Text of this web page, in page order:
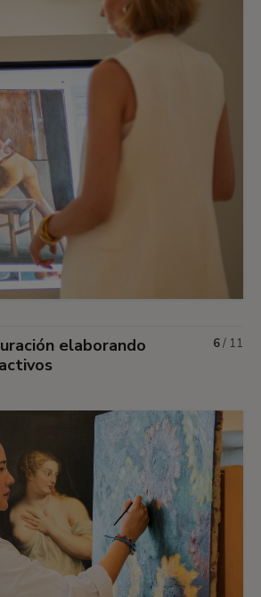
elaborando
6/ 11